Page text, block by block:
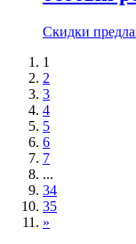
Скидки
1
2
3
4
5
6
7
...
34
35
»